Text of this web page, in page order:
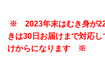
※ 2023年末はむき身が
きは30日お届けまで対応し
けからになります ※